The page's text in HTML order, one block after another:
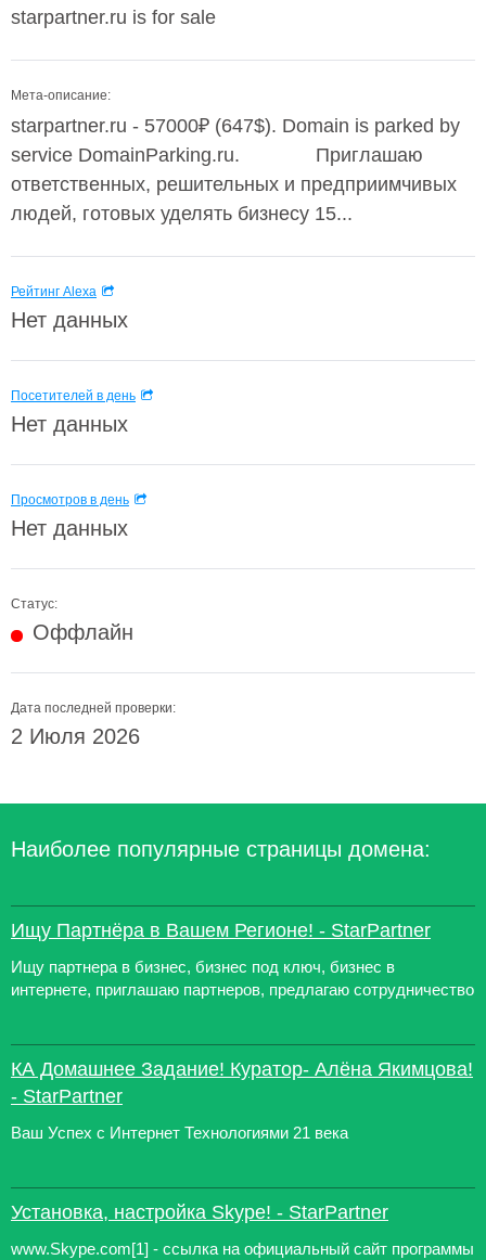
starpartner.ru is for sale
Мета-описание:
starpartner.ru - 57000₽ (647$). Domain is parked by
service DomainParking.ru. Приглашаю
ответственных, решительных и предприимчивых
людей, готовых уделять бизнесу 15...
Рейтинг Alexa
Нет данных
Посетителей в день
Нет данных
Просмотров в день
Нет данных
Статус:
Оффлайн
Дата последней проверки:
2 Июля 2026
Наиболее популярные страницы домена:
Ищу Партнёра в Вашем Регионе! - StarPartner
Ищу партнера в бизнес, бизнес под ключ, бизнес в
интернете, приглашаю партнеров, предлагаю сотрудничество
КА Домашнее Задание! Куратор- Алёна Якимцова!
- StarPartner
Ваш Успех с Интернет Технологиями 21 века
Установка, настройка Skype! - StarPartner
www.Skype.com[1] - ссылка на официальный сайт программы